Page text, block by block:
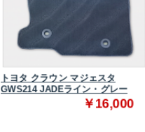
トヨタ クラウン マジェスタ
GWS214 JADEライン・グレー
￥16,000